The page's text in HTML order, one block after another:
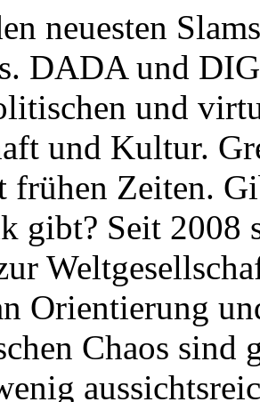
neuesten
DADA und
und
und Kultur.
frühen Zeiten.
gibt? Seit 2008
Orientierung
Chaos sind